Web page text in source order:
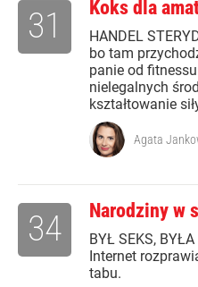
Koks dla
HANDEL
bo tam
panie od
nielegalnych
kształtowanie
31
Agata
Narodziny w
BYŁ SEKS,
Internet
tabu.
34